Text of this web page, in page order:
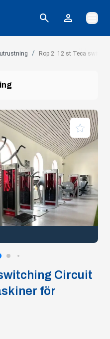
Öppna
/ Rop 2: 12 st Teca
Circuit
för